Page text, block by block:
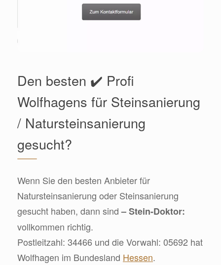
Den besten ✔️ Profi
Wolfhagens für Steinsanierung
/ Natursteinsanierung
gesucht?
Wenn Sie den besten Anbieter für
Natursteinsanierung oder Steinsanierung
gesucht haben, dann sind– Stein-Doktor:
vollkommen richtig.
Postleitzahl: 34466 und die Vorwahl: 05692 hat
Wolfhagen im Bundesland Hessen.